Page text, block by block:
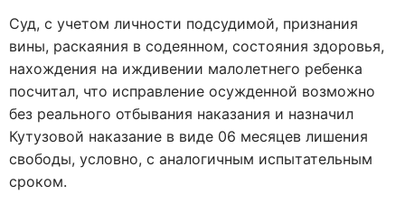
Суд, с учетом личности подсудимой, признания
вины, раскаяния в содеянном, состояния здоровья,
нахождения на иждивении малолетнего ребенка
посчитал, что исправление осужденной возможно
без реального отбывания наказания и назначил
Кутузовой наказание в виде 06 месяцев лишения
свободы, условно, с аналогичным испытательным
сроком.